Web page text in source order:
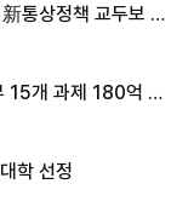
통상정책 교두보 활
15개 과제 180억 지
학 선정